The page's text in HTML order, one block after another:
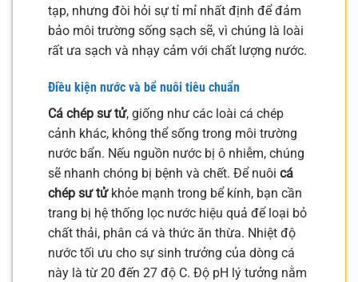
tạp, nhưng đòi hỏi sự tỉ mỉ nhất định để đảm
bảo môi trường sống sạch sẽ, vì chúng là loài
rất ưa sạch và nhạy cảm với chất lượng nước.
Điều kiện nước và bể nuôi tiêu chuẩn
Cá chép sư tử, giống như các loài cá chép
cảnh khác, không thể sống trong môi trường
nước bẩn. Nếu nguồn nước bị ô nhiễm, chúng
sẽ nhanh chóng bị bệnh và chết. Để nuôi cá
chép sư tửkhỏe mạnh trong bể kính, bạn cần
trang bị hệ thống lọc nước hiệu quả để loại bỏ
chất thải, phân cá và thức ăn thừa. Nhiệt độ
nước tối ưu cho sự sinh trưởng của dòng cá
này là từ 20 đến 27 độ C. Độ pH lý tưởng nằm